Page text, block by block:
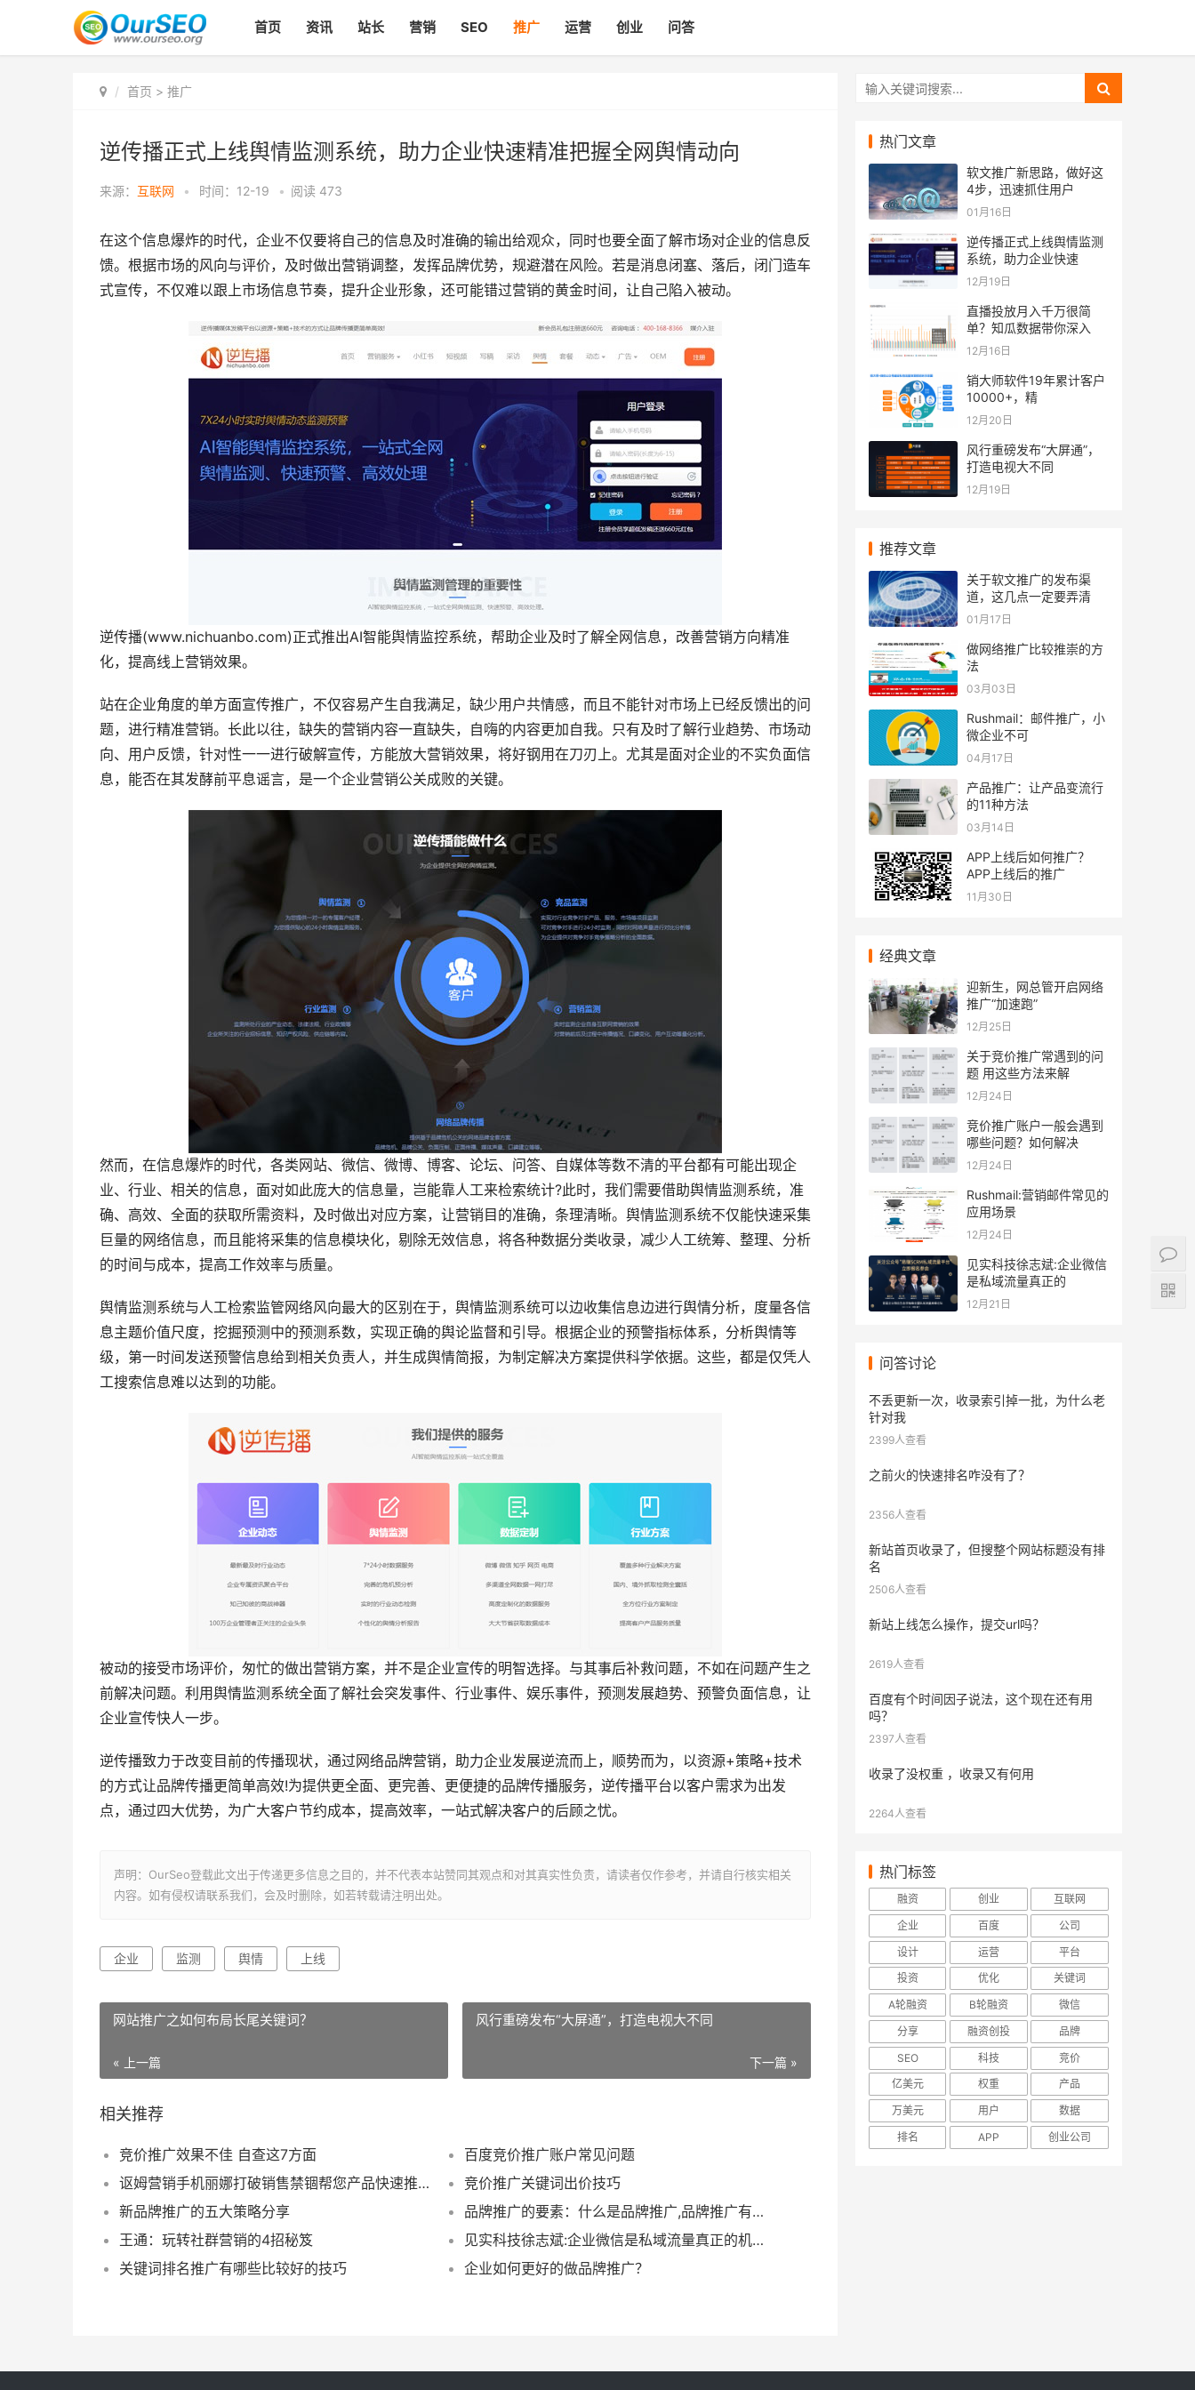
首页 资讯 站长 营销 SEO 推广 运营 创业 问答
首页 > 推广
逆传播正式上线舆情监测系统，助力企业快速精准把握全网舆情动向
来源： 互联网 • 时间：12-19 • 阅读 473
在这个信息爆炸的时代，企业不仅要将自己的信息及时准确的输出给观众，同时也要全面了解市场对企业的信息反
馈。根据市场的风向与评价，及时做出营销调整，发挥品牌优势，规避潜在风险。若是消息闭塞、落后，闭门造车
式宣传，不仅难以跟上市场信息节奏，提升企业形象，还可能错过营销的黄金时间，让自己陷入被动。
逆传播(www.nichuanbo.com)正式推出AI智能舆情监控系统，帮助企业及时了解全网信息，改善营销方向精准
化，提高线上营销效果。
站在企业角度的单方面宣传推广，不仅容易产生自我满足，缺少用户共情感，而且不能针对市场上已经反馈出的问
题，进行精准营销。长此以往，缺失的营销内容一直缺失，自嗨的内容更加自我。只有及时了解行业趋势、市场动
向、用户反馈，针对性一一进行破解宣传，方能放大营销效果，将好钢用在刀刃上。尤其是面对企业的不实负面信
息，能否在其发酵前平息谣言，是一个企业营销公关成败的关键。
然而，在信息爆炸的时代，各类网站、微信、微博、博客、论坛、问答、自媒体等数不清的平台都有可能出现企
业、行业、相关的信息，面对如此庞大的信息量，岂能靠人工来检索统计?此时，我们需要借助舆情监测系统，准
确、高效、全面的获取所需资料，及时做出对应方案，让营销目的准确，条理清晰。舆情监测系统不仅能快速采集
巨量的网络信息，而且能将采集的信息模块化，剔除无效信息，将各种数据分类收录，减少人工统筹、整理、分析
的时间与成本，提高工作效率与质量。
舆情监测系统与人工检索监管网络风向最大的区别在于，舆情监测系统可以边收集信息边进行舆情分析，度量各信
息主题价值尺度，挖掘预测中的预测系数，实现正确的舆论监督和引导。根据企业的预警指标体系，分析舆情等
级，第一时间发送预警信息给到相关负责人，并生成舆情简报，为制定解决方案提供科学依据。这些，都是仅凭人
工搜索信息难以达到的功能。
被动的接受市场评价，匆忙的做出营销方案，并不是企业宣传的明智选择。与其事后补救问题，不如在问题产生之
前解决问题。利用舆情监测系统全面了解社会突发事件、行业事件、娱乐事件，预测发展趋势、预警负面信息，让
企业宣传快人一步。
逆传播致力于改变目前的传播现状，通过网络品牌营销，助力企业发展逆流而上，顺势而为，以资源+策略+技术
的方式让品牌传播更简单高效!为提供更全面、更完善、更便捷的品牌传播服务，逆传播平台以客户需求为出发
点，通过四大优势，为广大客户节约成本，提高效率，一站式解决客户的后顾之忧。
声明：OurSeo登载此文出于传递更多信息之目的，并不代表本站赞同其观点和对其真实性负责，请读者仅作参考，并请自行核实相关
内容。如有侵权请联系我们，会及时删除，如若转载请注明出处。
企业 监测 舆情 上线
网站推广之如何布局长尾关键词？
« 上一篇
风行重磅发布“大屏通”，打造电视大不同
下一篇 »
相关推荐
竞价推广效果不佳 自查这7方面
百度竞价推广账户常见问题
讴姆营销手机丽娜打破销售禁锢帮您产品快速推广
竞价推广关键词出价技巧
新品牌推广的五大策略分享
品牌推广的要素：什么是品牌推广,品牌推广有哪些方式，品牌推广常见难题
王通：玩转社群营销的4招秘笈
见实科技徐志斌:企业微信是私域流量真正的机会,黄金10年也会因此开启
关键词排名推广有哪些比较好的技巧
企业如何更好的做品牌推广？
热门文章
软文推广新思路，做好这
4步，迅速抓住用户
01月16日
逆传播正式上线舆情监测
系统，助力企业快速
12月19日
直播投放月入千万很简
单？知瓜数据带你深入
12月16日
销大师软件19年累计客户
10000+，精
12月20日
风行重磅发布“大屏通”，
打造电视大不同
12月19日
推荐文章
关于软文推广的发布渠
道，这几点一定要弄清
01月17日
做网络推广比较推崇的方
法
03月03日
Rushmail：邮件推广，小
微企业不可
04月17日
产品推广：让产品变流行
的11种方法
03月14日
APP上线后如何推广？
APP上线后的推广
11月30日
经典文章
迎新生，网总管开启网络
推广“加速跑”
12月25日
关于竞价推广常遇到的问
题 用这些方法来解
12月24日
竞价推广账户一般会遇到
哪些问题？如何解决
12月24日
Rushmail:营销邮件常见的
应用场景
12月24日
见实科技徐志斌:企业微信
是私域流量真正的
12月21日
问答讨论
不丢更新一次，收录索引掉一批，为什么老
针对我
2399人查看
之前火的快速排名咋没有了？
2356人查看
新站首页收录了，但搜整个网站标题没有排
名
2506人查看
新站上线怎么操作，提交url吗？
2619人查看
百度有个时间因子说法，这个现在还有用
吗？
2397人查看
收录了没权重 ，收录又有何用
2264人查看
热门标签
融资 创业
互联网
企业
百度
公司
设计
运营
平台
投资
优化
关键词
A轮融资
B轮融资
微信
分享
融资创投
品牌
SEO
科技
竞价
亿美元
权重
产品
万美元
用户
数据
排名
APP 创业公司